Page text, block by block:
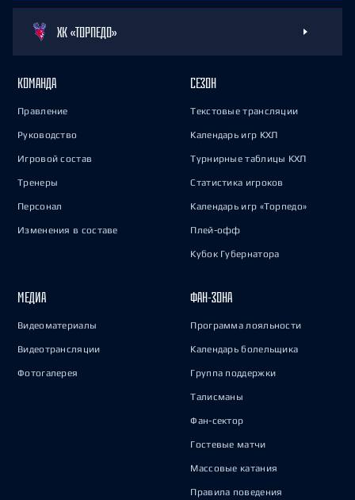
ХК «ТОРПЕДО»
КОМАНДА
Правление
Руководство
Игровой состав
Тренеры
Персонал
Изменения в составе
СЕЗОН
Текстовые трансляции
Календарь игр КХЛ
Турнирные таблицы КХЛ
Статистика игроков
Календарь игр «Торпедо»
Плей-офф
Кубок Губернатора
МЕДИА
Видеоматериалы
Видеотрансляции
Фотогалерея
ФАН-ЗОНА
Программа лояльности
Календарь болельщика
Группа поддержки
Талисманы
Фан-сектор
Гостевые матчи
Массовые катания
Правила поведения